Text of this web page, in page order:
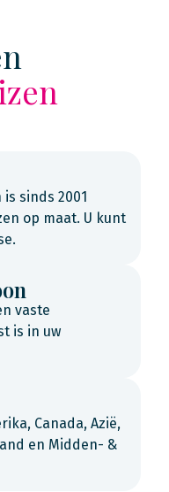
is sinds 2001
op maat. U kunt
vaste
is in uw
Canada, Azië,
en Midden- &